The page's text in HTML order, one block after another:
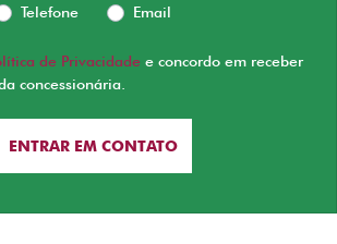
Telefone Email
de Privacidade e concordo em receber
concessionária.
ENTRAR EM CONTATO